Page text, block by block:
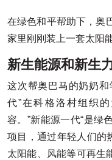
在绿色和平帮助下，奥
家里刚刚装上一套太阳
新生能源和新生
这次帮奥巴马的奶奶
代”在科格洛村组织
容。”新能源一代“是绿
项目，通过年轻人们的
太阳能、
风能等可再生